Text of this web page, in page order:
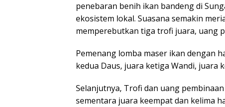
penebaran benih ikan bandeng di
ekosistem lokal. Suasana semakin
memperebutkan tiga trofi juara, uang
Pemenang lomba maser ikan dengan
kedua Daus, juara ketiga Wandi, juara
Selanjutnya, Trofi dan uang
sementara juara keempat dan kelima